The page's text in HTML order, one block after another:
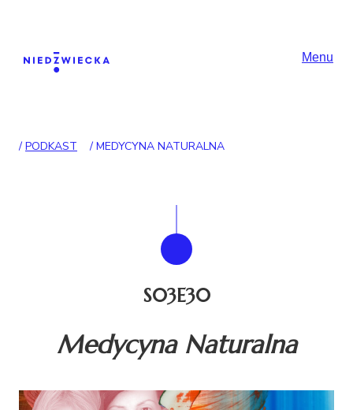
Główna Menu
/ PODKAST / MEDYCYNA NATURALNA
Medycyna Naturalna
S03E30